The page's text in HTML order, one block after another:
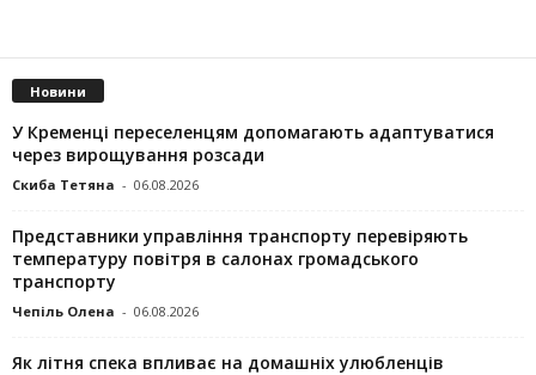
Новини
У Кременці переселенцям допомагають адаптуватися
через вирощування розсади
Скиба Тетяна - 06.08.2026
Представники управління транспорту перевіряють
температуру повітря в салонах громадського
транспорту
Чепіль Олена - 06.08.2026
Як літня спека впливає на домашніх улюбленців